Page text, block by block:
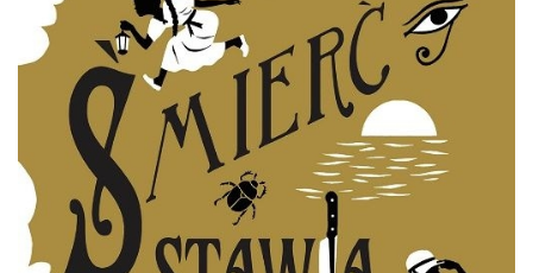
WYWIADY
RECENZJE
DO CZYTANIA
NA EKRANIE
KONTAKT